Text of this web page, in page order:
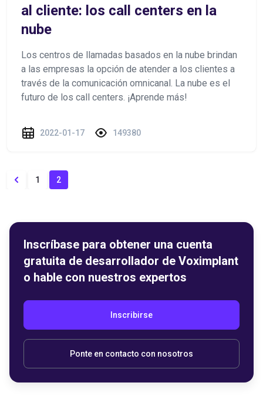
al cliente: los call centers en la
nube
Los centros de llamadas basados en la nube brindan
a las empresas la opción de atender a los clientes a
través de la comunicación omnicanal. La nube es el
futuro de los call centers. ¡Aprende más!
2022-01-17 149380
1 2
Inscríbase para obtener una cuenta
gratuita de desarrollador de Voximplant
o hable con nuestros expertos
Inscribirse
Ponte en contacto con nosotros